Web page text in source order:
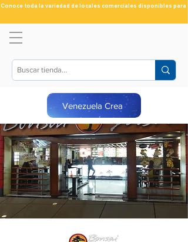
Conoce toda la variedad de locales comerciales disponibles para ti
Venezuela Crea